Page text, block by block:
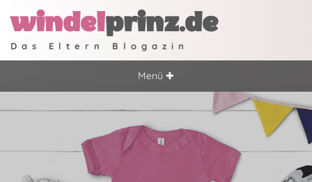
windelprinz.de
Das Eltern Blogazin
Menü ✚